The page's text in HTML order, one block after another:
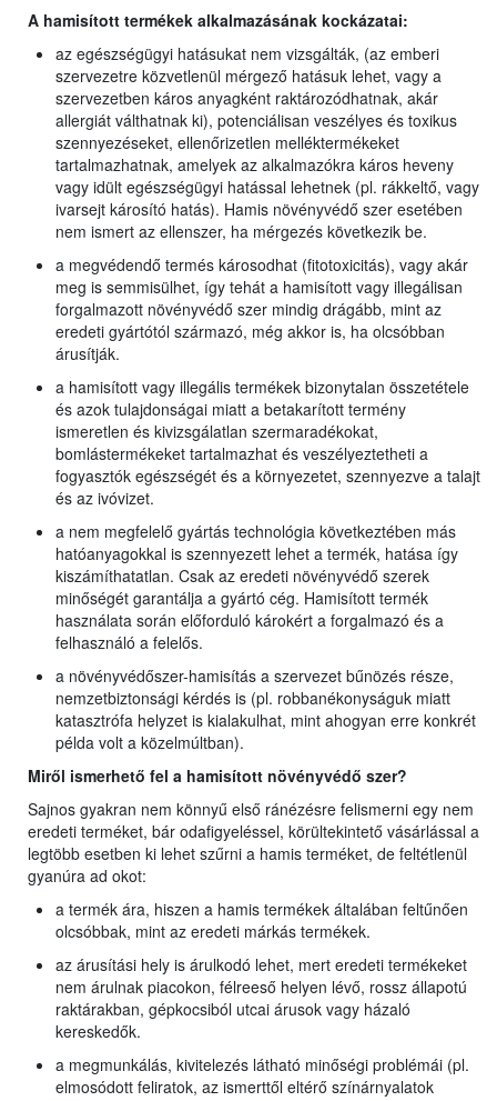
A hamisított termékek alkalmazásának kockázatai:
az egészségügyi hatásukat nem vizsgálták, (az emberi
szervezetre közvetlenül mérgező hatásuk lehet, vagy a
szervezetben káros anyagként raktározódhatnak, akár
allergiát válthatnak ki), potenciálisan veszélyes és toxikus
szennyezéseket, ellenőrizetlen melléktermékeket
tartalmazhatnak, amelyek az alkalmazókra káros heveny
vagy idült egészségügyi hatással lehetnek (pl. rákkeltő, vagy
ivarsejt károsító hatás). Hamis növényvédő szer esetében
nem ismert az ellenszer, ha mérgezés következik be.
a megvédendő termés károsodhat (fitotoxicitás), vagy akár
meg is semmisülhet, így tehát a hamisított vagy illegálisan
forgalmazott növényvédő szer mindig drágább, mint az
eredeti gyártótól származó, még akkor is, ha olcsóbban
árusítják.
a hamisított vagy illegális termékek bizonytalan összetétele
és azok tulajdonságai miatt a betakarított termény
ismeretlen és kivizsgálatlan szermaradékokat,
bomlástermékeket tartalmazhat és veszélyeztetheti a
fogyasztók egészségét és a környezetet, szennyezve a talajt
és az ivóvizet.
a nem megfelelő gyártás technológia következtében más
hatóanyagokkal is szennyezett lehet a termék, hatása így
kiszámíthatatlan. Csak az eredeti növényvédő szerek
minőségét garantálja a gyártó cég. Hamisított termék
használata során előforduló károkért a forgalmazó és a
felhasználó a felelős.
a növényvédőszer-hamisítás a szervezet bűnözés része,
nemzetbiztonsági kérdés is (pl. robbanékonyságuk miatt
katasztrófa helyzet is kialakulhat, mint ahogyan erre konkrét
példa volt a közelmúltban).
Miről ismerhető fel a hamisított növényvédő szer?
Sajnos gyakran nem könnyű első ránézésre felismerni egy nem
eredeti terméket, bár odafigyeléssel, körültekintető vásárlással a
legtöbb esetben ki lehet szűrni a hamis terméket, de feltétlenül
gyanúra ad okot:
a termék ára, hiszen a hamis termékek általában feltűnően
olcsóbbak, mint az eredeti márkás termékek.
az árusítási hely is árulkodó lehet, mert eredeti termékeket
nem árulnak piacokon, félreeső helyen lévő, rossz állapotú
raktárakban, gépkocsiból utcai árusok vagy házaló
kereskedők.
a megmunkálás, kivitelezés látható minőségi problémái (pl.
elmosódott feliratok, az ismerttől eltérő színárnyalatok